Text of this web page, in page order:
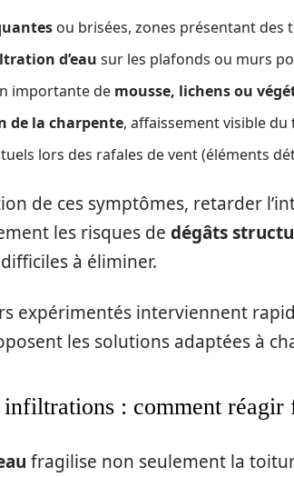
ou brisées, zones présentant des
d’eau sur les plafonds ou murs
importante de mousse, lichens ou
de la charpente, affaissement visible du
lors des rafales de vent (éléments
de ces symptômes, retarder
les risques de dégâts
à éliminer.
expérimentés interviennent
les solutions adaptées à
: comment réagir
fragilise non seulement la